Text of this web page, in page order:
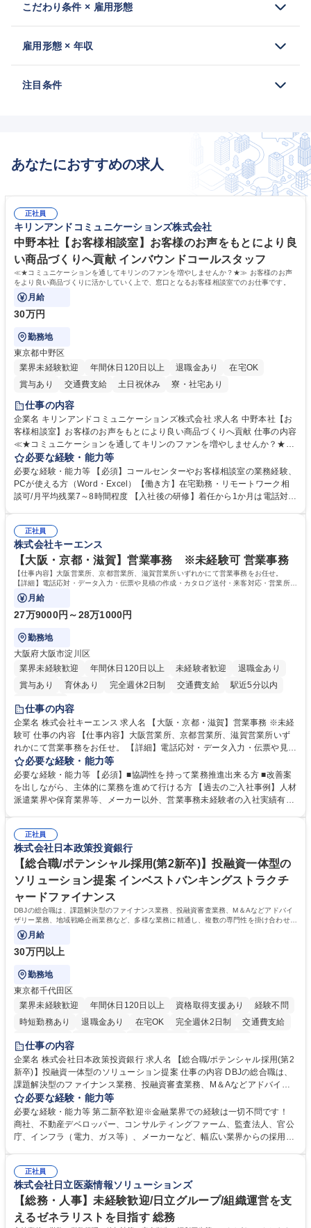
こだわり条件 × 雇用形態
雇用形態 × 年収
注目条件
あなたにおすすめの求人
正社員
キリンアンドコミュニケーションズ株式会社
中野本社【お客様相談室】お客様のお声をもとにより良
い商品づくりへ貢献 インバウンドコールスタッフ
≪★コミュニケーションを通してキリンのファンを増やしませんか？★≫ お客様のお声
をより良い商品づくりに活かしていく上で、窓口となるお客様相談室でのお仕事です。
月給
30万円
勤務地
東京都中野区
業界未経験歓迎
年間休日120日以上 退職金あり
在宅OK
賞与あり
交通費支給 土日祝休み 寮・社宅あり
仕事の内容
企業名 キリンアンドコミュニケーションズ株式会社 求人名 中野本社【お
客様相談室】お客様のお声をもとにより良い商品づくりへ貢献 仕事の内容
≪★コミュニケーションを通してキリンのファンを増やしませんか？★≫
お客様のお声をより良い商品づくりに活かしていく上で、窓口となるお客
様相談室でのお仕事です。 日々お客様からいただくキリングループへのご
意見を、企業活動に活かしています。お客様からの声に迅速かつ誠意をも
って対応、情報提供するとともにグループ内活動に反映しています。 【具
平均100件前後■メール・手紙：同上40件前後 募集職種 中野本社【お客様
相談室】お客様のお声をもとにより良い商品づくりへ貢献
必要な経験・能力等
必要な経験・能力等 【必須】コールセンターやお客様相談室の業務経験、
PCが使える方（Word・Excel）【働き方】在宅勤務・リモートワーク相
談可/月平均残業7～8時間程度 【入社後の研修】着任から1か月は電話対応
すのでご安心ください。 【当社について】キリングループの広報機能を担
う会社として、お客様との出会いを大切にし、磨き上げたホスピタリティ
を込めてコミュニケーションをとりながら広報関連業務を行っておりま
す。 学歴・資格 学歴：大学院 大学 高専 短大 専修学校 高校 語学力： 資
格：
正社員
株式会社キーエンス
【大阪・京都・滋賀】営業事務 ※未経験可 営業事務
【仕事内容】大阪営業所、京都営業所、滋賀営業所いずれかにて営業事務をお任せ。
【詳細】電話応対・データ入力・伝票や見積の作成・カタログ送付・来客対応・営業所内
で発生する事務業務や業務改善をお任せ。
月給
27万9000円～28万1000円
勤務地
大阪府大阪市淀川区
業界未経験歓迎
年間休日120日以上 未経験者歓迎
退職金あり
賞与あり
育休あり 完全週休2日制 交通費支給
駅近5分以内
土日祝休み
仕事の内容
企業名 株式会社キーエンス 求人名 【大阪・京都・滋賀】営業事務 ※未経
験可 仕事の内容 【仕事内容】大阪営業所、京都営業所、滋賀営業所いず
れかにて営業事務をお任せ。 【詳細】電話応対・データ入力・伝票や見積
の作成・カタログ送付・来客対応・営業所内で発生する事務業務や業務改
善をお任せ。 【教育制度】ご入社後、育成担当とペアになりながらOJTに
て業務を覚えていただくことが可能です。業務システムがきちんと構築さ
れているため、スムーズに仕事に慣れることができる環境です。また、
募集職種 【大阪・京都・滋賀】営業事務 ※未経験可
必要な経験・能力等
必要な経験・能力等 【必須】■協調性を持って業務推進出来る方 ■改善案
を出しながら、主体的に業務を進めて行ける方 【過去のご入社事例】人材
派遣業界や保育業界等、メーカー以外、営業事務未経験者の入社実績有
えて、お客様や社員の状況に合わせ、能動的なサポート、改善の動きも期
待され。組織を支えるスペシャリストとして、チームに貢献し、結果的に
社員から頼られる存在になることができます。平均19:30の退勤以降の業
務の持ち帰りも禁止されており、メリハリのある働き方となります。 学
歴・資格 学歴：大学院 大学 高専 短大 語学力： 資格：
正社員
株式会社日本政策投資銀行
【総合職/ポテンシャル採用(第2新卒)】投融資一体型の
ソリューション提案 インベストバンキングストラクチ
ャードファイナンス
DBJの総合職は、課題解決型のファイナンス業務、投融資審査業務、M＆Aなどアドバイ
ザリー業務、地域戦略企画業務など、多様な業務に精通し、複数の専門性を掛け合わせて
広く社会に貢献していく職種です。
月給
30万円以上
勤務地
東京都千代田区
業界未経験歓迎
年間休日120日以上 資格取得支援あり
経験不問
時短勤務あり
退職金あり 在宅OK 完全週休2日制
交通費支給
駅近5分以内
食事補助あり
託児所あり
仕事の内容
企業名 株式会社日本政策投資銀行 求人名 【総合職/ポテンシャル採用(第2
新卒)】投融資一体型のソリューション提案 仕事の内容 DBJの総合職は、
課題解決型のファイナンス業務、投融資審査業務、M＆Aなどアドバイザ
リー業務、地域戦略企画業務など、多様な業務に精通し、複数の専門性を
掛け合わせて広く社会に貢献していく職種です。 入社後は、横断的なロー
テーションを経て適性や専門性に応じたキャリアを形成していただきま
す。総合職として入社いただき、下記いずれかの部門でご活躍いただきま
ート・ナレッジ業務 ※それぞれの業務内容に関しては、別途その他労働条
件備考欄に記載 募集職種 【総合職/ポテンシャル採用(第2新卒)】投融資一
体型のソリューション提案
必要な経験・能力等
必要な経験・能力等 第二新卒歓迎※金融業界での経験は一切不問です！
商社、不動産デベロッパー、コンサルティングファーム、監査法人、官公
庁、インフラ（電力、ガス等）、メーカーなど、幅広い業界からの採用実
く高い志を併せもった人材を求めています。ポテンシャル採用（第2新
卒）では、金融業界での経験や知識を問いません。新たな時代を見据え
て、複雑化する社会課題の解決に向けて先鞭をつける役割を担いたい、と
いう気概をお持ちの方を心待ちにしています。 学歴・資格 学歴：大学院
大学 語学力： 資格：
正社員
株式会社日立医薬情報ソリューションズ
【総務・人事】未経験歓迎/日立グループ/組織運営を支
えるゼネラリストを目指す 総務